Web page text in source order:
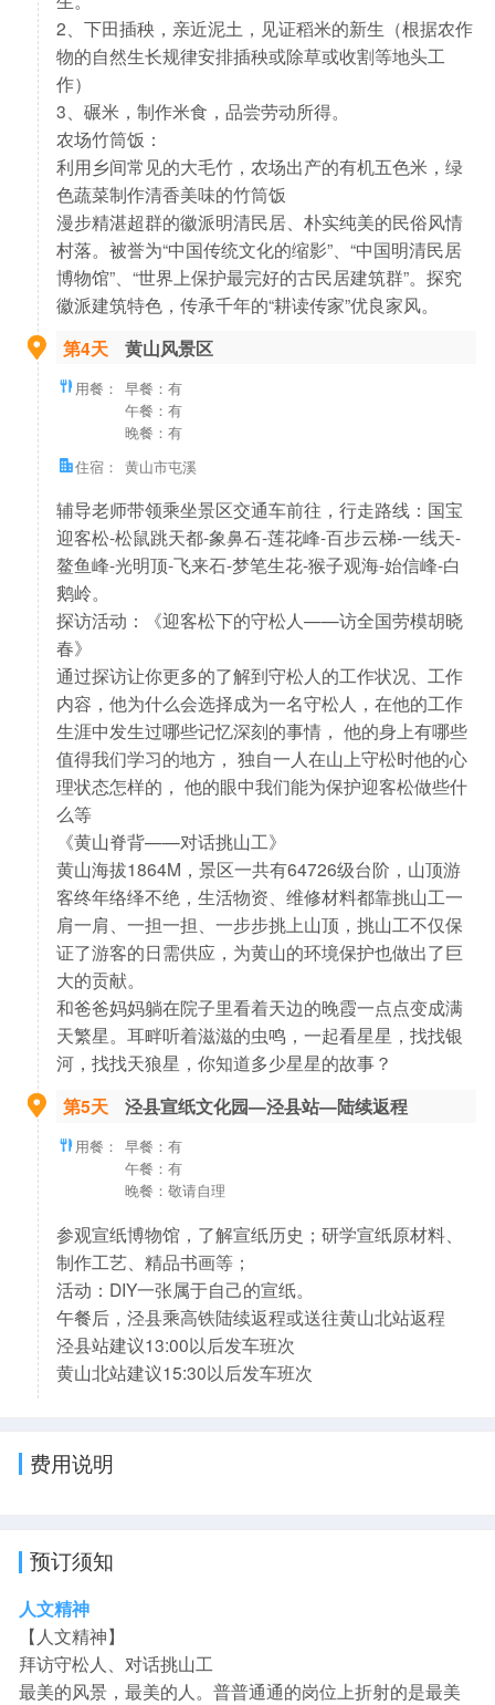
2、下田插秧，亲近泥土，见证稻米的新生（根据农作
物的自然生长规律安排插秧或除草或收割等地头工
作）
3、碾米，制作米食，品尝劳动所得。
农场竹筒饭：
利用乡间常见的大毛竹，农场出产的有机五色米，绿
色蔬菜制作清香美味的竹筒饭
漫步精湛超群的徽派明清民居、朴实纯美的民俗风情
村落。被誉为“中国传统文化的缩影”、“中国明清民居
博物馆”、“世界上保护最完好的古民居建筑群”。探究
徽派建筑特色，传承千年的“耕读传家”优良家风。
第4天 黄山风景区
用餐： 早餐：有
午餐：有
晚餐：有
住宿： 黄山市屯溪
辅导老师带领乘坐景区交通车前往，行走路线：国宝
迎客松-松鼠跳天都-象鼻石-莲花峰-百步云梯-一线天-
鳌鱼峰-光明顶-飞来石-梦笔生花-猴子观海-始信峰-白
鹅岭。
探访活动：《迎客松下的守松人——访全国劳模胡晓
春》
通过探访让你更多的了解到守松人的工作状况、工作
内容，他为什么会选择成为一名守松人，在他的工作
生涯中发生过哪些记忆深刻的事情， 他的身上有哪些
值得我们学习的地方， 独自一人在山上守松时他的心
理状态怎样的， 他的眼中我们能为保护迎客松做些什
么等
《黄山脊背——对话挑山工》
黄山海拔1864M，景区一共有64726级台阶，山顶游
客终年络绎不绝，生活物资、维修材料都靠挑山工一
肩一肩、一担一担、一步步挑上山顶，挑山工不仅保
证了游客的日需供应，为黄山的环境保护也做出了巨
大的贡献。
和爸爸妈妈躺在院子里看着天边的晚霞一点点变成满
天繁星。耳畔听着滋滋的虫鸣，一起看星星，找找银
河，找找天狼星，你知道多少星星的故事？
第5天 泾县宣纸文化园—泾县站—陆续返程
用餐： 早餐：有
午餐：有
晚餐：敬请自理
参观宣纸博物馆，了解宣纸历史；研学宣纸原材料、
制作工艺、精品书画等；
活动：DIY一张属于自己的宣纸。
午餐后，泾县乘高铁陆续返程或送往黄山北站返程
泾县站建议13:00以后发车班次
黄山北站建议15:30以后发车班次
费用说明
预订须知
人文精神
【人文精神】
拜访守松人、对话挑山工
最美的风景，最美的人。普普通通的岗位上折射的是最美